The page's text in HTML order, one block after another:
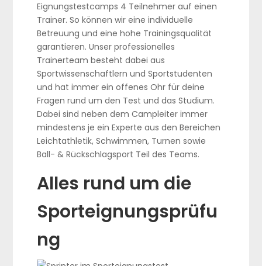
Eignungstestcamps 4 Teilnehmer auf einen
Trainer. So können wir eine individuelle
Betreuung und eine hohe Trainingsqualität
garantieren. Unser professionelles
Trainerteam besteht dabei aus
Sportwissenschaftlern und Sportstudenten
und hat immer ein offenes Ohr für deine
Fragen rund um den Test und das Studium.
Dabei sind neben dem Campleiter immer
mindestens je ein Experte aus den Bereichen
Leichtathletik, Schwimmen, Turnen sowie
Ball- & Rückschlagsport Teil des Teams.
Alles rund um die
Sporteignungsprüfu
ng